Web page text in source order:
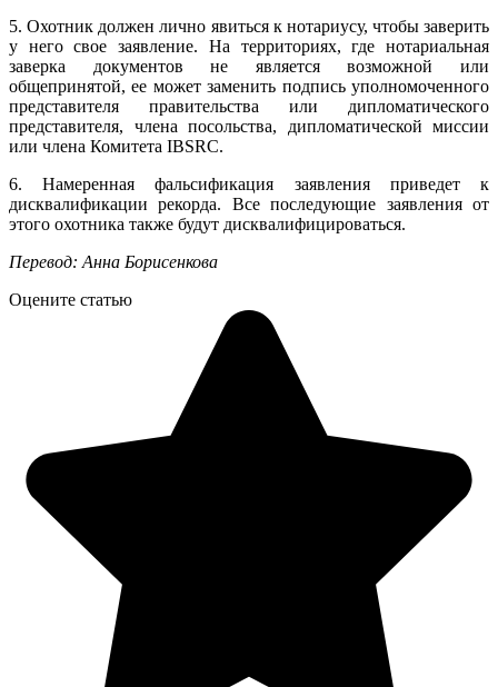
5. Охотник должен лично явиться к нотариусу, чтобы заверить
у него свое заявление. На территориях, где нотариальная
заверка документов не является возможной или
общепринятой, ее может заменить подпись уполномоченного
представителя правительства или дипломатического
представителя, члена посольства, дипломатической миссии
или члена Комитета IBSRC.
6. Намеренная фальсификация заявления приведет к
дисквалификации рекорда. Все последующие заявления от
этого охотника также будут дисквалифицироваться.
Перевод: Анна Борисенкова
Оцените статью